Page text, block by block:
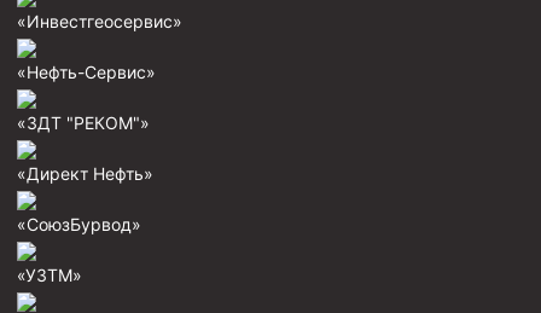
Оборудование для трубопроводов и манифольдов
Задвижки буровые
Буровые насосы
Противовыбросовое оборудование
Буровые установки
«Инвестгеосервис»
«Нефть-Сервис»
«ЗДТ "РЕКОМ"»
«Директ Нефть»
«СоюзБурвод»
«УЗТМ»